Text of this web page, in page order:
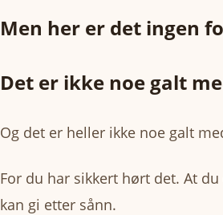
Men her er det ingen
Det er ikke noe galt
Og det er heller ikke noe galt
For du har sikkert hørt det. At
kan gi etter sånn.